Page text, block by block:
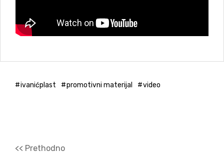
ivanićplast promotivni materijal video
<< Prethodno